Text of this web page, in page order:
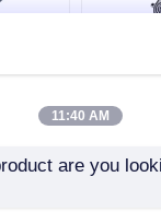
moto
11:40 AM
are you